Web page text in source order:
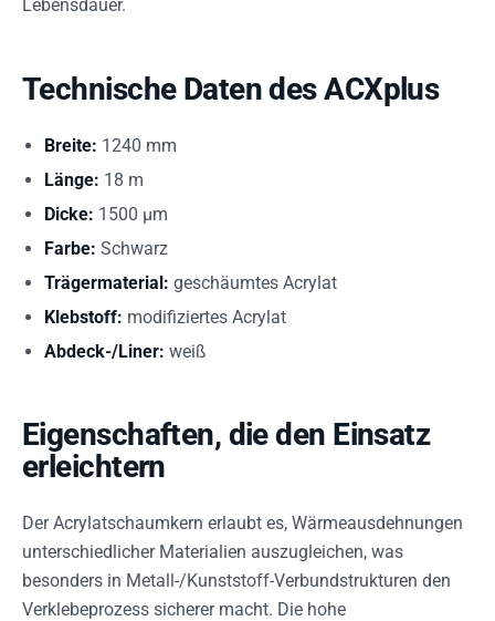
Lebensdauer.
Technische Daten des ACXplus
Breite: 1240 mm
Länge: 18 m
Dicke: 1500 µm
Farbe: Schwarz
Trägermaterial: geschäumtes Acrylat
Klebstoff: modifiziertes Acrylat
Abdeck-/Liner: weiß
Eigenschaften, die den Einsatz
erleichtern
Der Acrylatschaumkern erlaubt es, Wärmeausdehnungen
unterschiedlicher Materialien auszugleichen, was
besonders in Metall-/Kunststoff-Verbundstrukturen den
Verklebeprozess sicherer macht. Die hohe